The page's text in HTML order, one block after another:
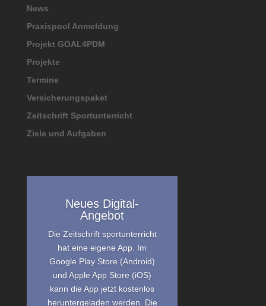
News
Praxispool Anmeldung
Projekt GOAL4PDM
Projekte
Termine
Versicherungspaket
Zeitschrift Sportunterricht
Ziele und Aufgaben
Neues Digital-
Angebot
Die Zeitschrift sportunterricht
hat eine eigene App. Im
Google Play Store (Android)
und Apple App Store (iOS)
kann die App jetzt kostenlos
heruntergeladen werden. Die